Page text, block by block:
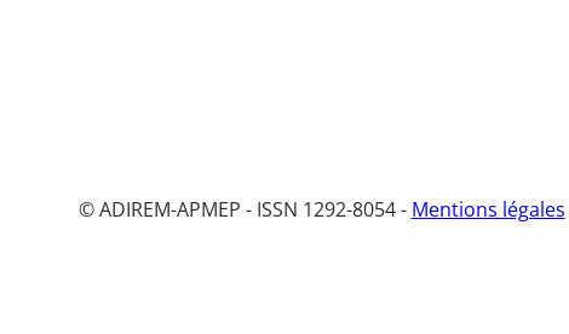
© ADIREM-APMEP - ISSN 1292-8054 - Mentions légales